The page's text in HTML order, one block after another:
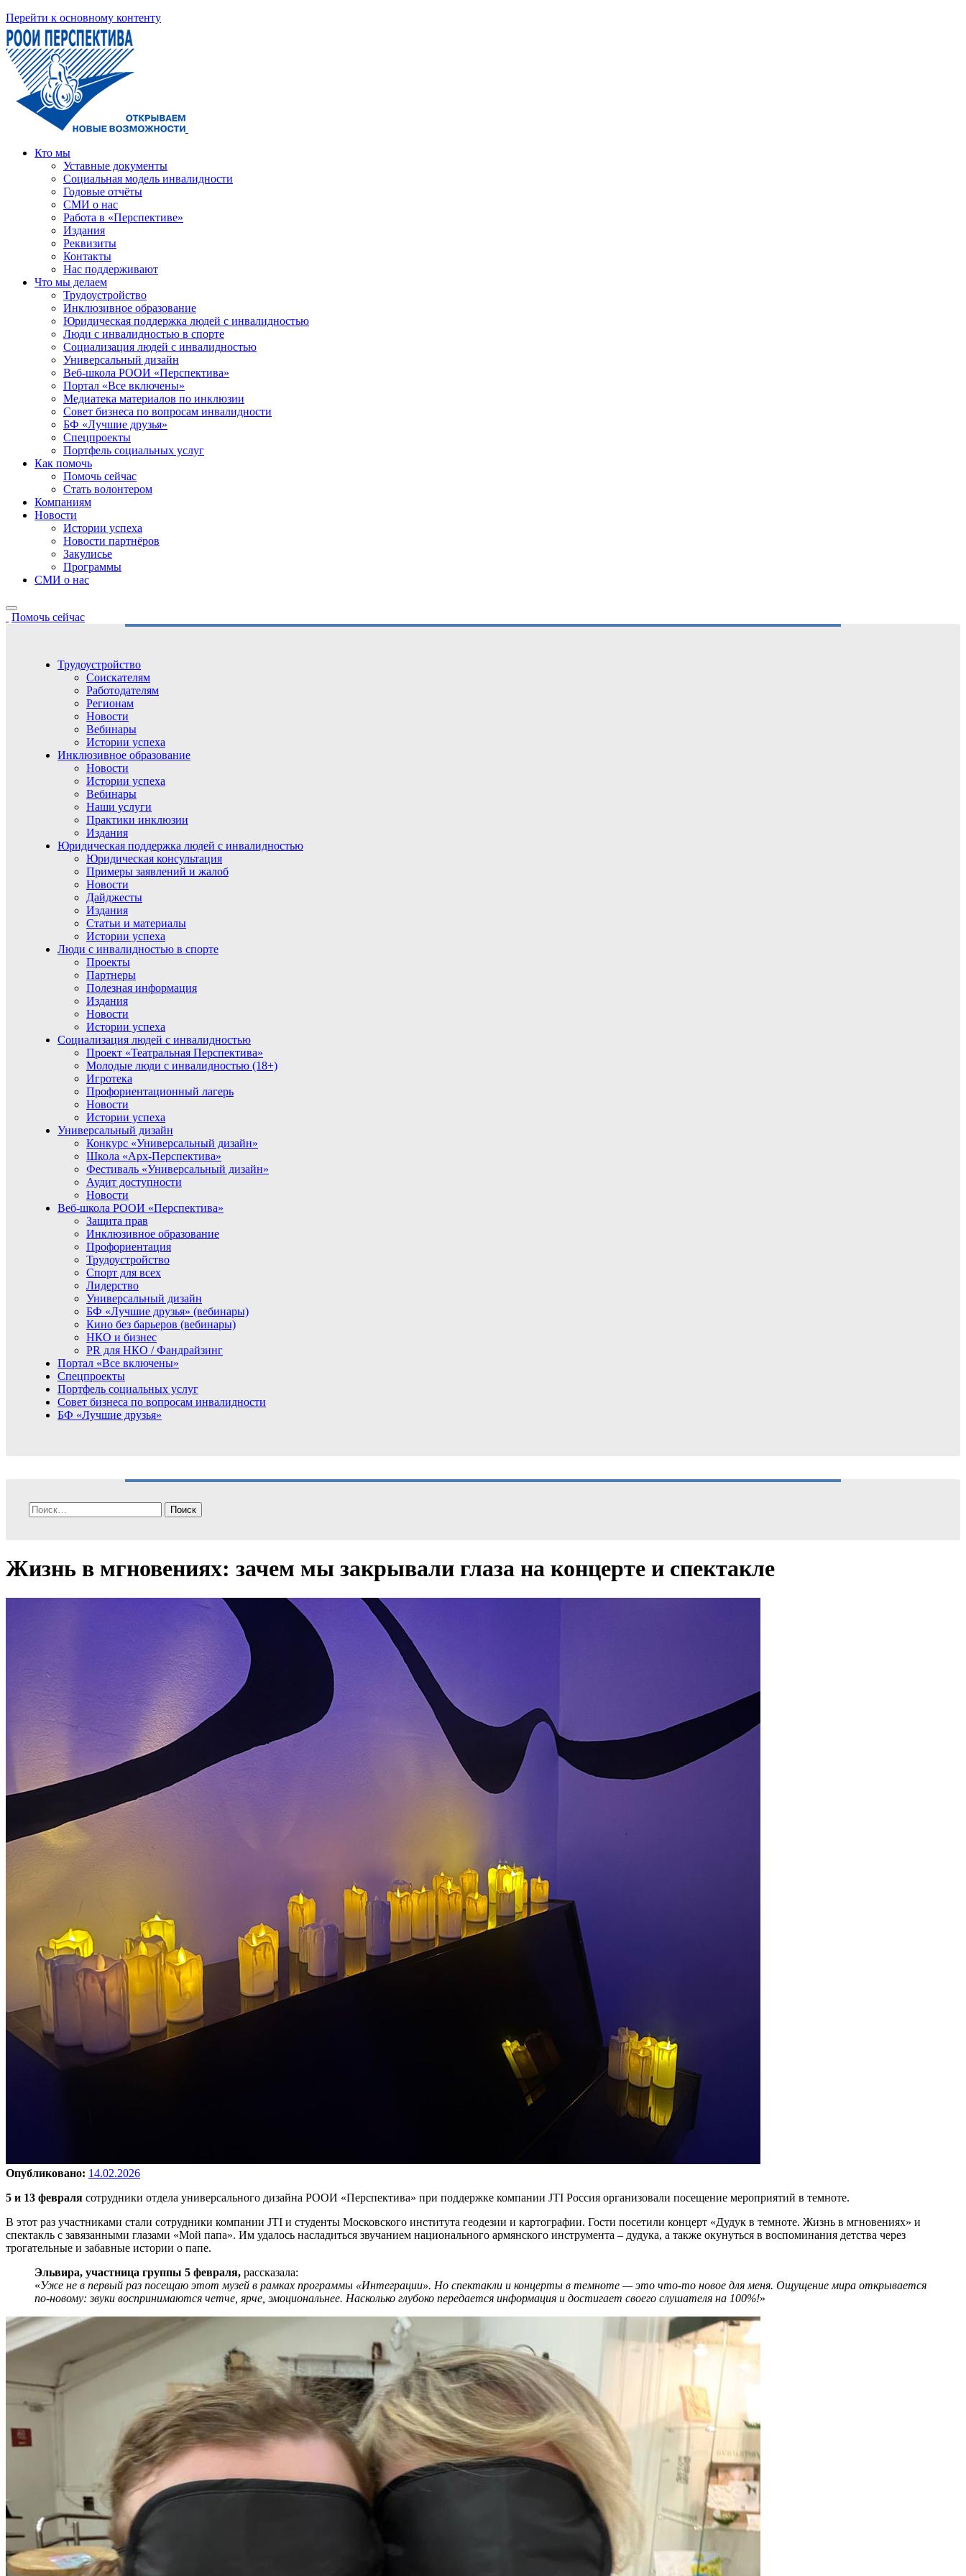
Перейти к основному контенту
Кто мы
Уставные документы
Социальная модель инвалидности
Годовые отчёты
СМИ о нас
Работа в «Перспективе»
Издания
Реквизиты
Контакты
Нас поддерживают
Что мы делаем
Трудоустройство
Инклюзивное образование
Юридическая поддержка людей с инвалидностью
Люди с инвалидностью в спорте
Социализация людей с инвалидностью
Универсальный дизайн
Веб-школа РООИ «Перспектива»
Портал «Все включены»
Медиатека материалов по инклюзии
Совет бизнеса по вопросам инвалидности
БФ «Лучшие друзья»
Спецпроекты
Портфель социальных услуг
Как помочь
Помочь сейчас
Стать волонтером
Компаниям
Новости
Истории успеха
Новости партнёров
Закулисье
Программы
СМИ о нас
Помочь сейчас
Трудоустройство
Соискателям
Работодателям
Регионам
Новости
Вебинары
Истории успеха
Инклюзивное образование
Новости
Истории успеха
Вебинары
Наши услуги
Практики инклюзии
Издания
Юридическая поддержка людей с инвалидностью
Юридическая консультация
Примеры заявлений и жалоб
Новости
Дайджесты
Издания
Статьи и материалы
Истории успеха
Люди с инвалидностью в спорте
Проекты
Партнеры
Полезная информация
Издания
Новости
Истории успеха
Социализация людей с инвалидностью
Проект «Театральная Перспектива»
Молодые люди с инвалидностью (18+)
Игротека
Профориентационный лагерь
Новости
Истории успеха
Универсальный дизайн
Конкурс «Универсальный дизайн»
Школа «Арх-Перспектива»
Фестиваль «Универсальный дизайн»
Аудит доступности
Новости
Веб-школа РООИ «Перспектива»
Защита прав
Инклюзивное образование
Профориентация
Трудоустройство
Спорт для всех
Лидерство
Универсальный дизайн
БФ «Лучшие друзья» (вебинары)
Кино без барьеров (вебинары)
НКО и бизнес
PR для НКО / Фандрайзинг
Портал «Все включены»
Спецпроекты
Портфель социальных услуг
Совет бизнеса по вопросам инвалидности
БФ «Лучшие друзья»
Найти:
Жизнь в мгновениях: зачем мы закрывали глаза на концерте и спектакле
Опубликовано: 14.02.2026
5 и 13 февраля сотрудники отдела универсального дизайна РООИ «Перспектива» при поддержке компании JTI Россия организовали посещение мероприятий в темноте.
В этот раз участниками стали сотрудники компании JTI и студенты Московского института геодезии и картографии. Гости посетили концерт «Дудук в темноте. Жизнь в мгновениях» и
спектакль с завязанными глазами «Мой папа». Им удалось насладиться звучанием национального армянского инструмента – дудука, а также окунуться в воспоминания детства через
трогательные и забавные истории о папе.
Эльвира, участница группы 5 февраля, рассказала:
«Уже не в первый раз посещаю этот музей в рамках программы «Интеграции». Но спектакли и концерты в темноте — это что-то новое для меня. Ощущение мира открывается
по-новому: звуки воспринимаются четче, ярче, эмоциональнее. Насколько глубоко передается информация и достигает своего слушателя на 100%!»